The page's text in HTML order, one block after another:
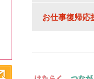
お仕事復帰応